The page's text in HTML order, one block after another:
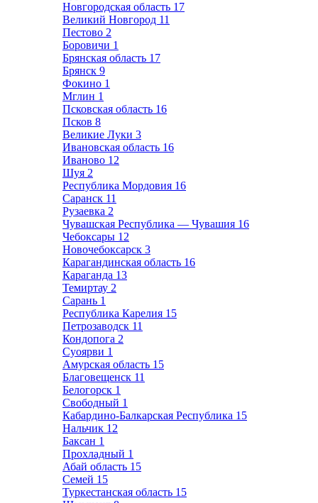
Новгородская область 17
Великий Новгород 11
Пестово 2
Боровичи 1
Брянская область 17
Брянск 9
Фокино 1
Мглин 1
Псковская область 16
Псков 8
Великие Луки 3
Ивановская область 16
Иваново 12
Шуя 2
Республика Мордовия 16
Саранск 11
Рузаевка 2
Чувашская Республика — Чувашия 16
Чебоксары 12
Новочебоксарск 3
Карагандинская область 16
Караганда 13
Темиртау 2
Сарань 1
Республика Карелия 15
Петрозаводск 11
Кондопога 2
Суоярви 1
Амурская область 15
Благовещенск 11
Белогорск 1
Свободный 1
Кабардино-Балкарская Республика 15
Нальчик 12
Баксан 1
Прохладный 1
Абай область 15
Семей 15
Туркестанская область 15